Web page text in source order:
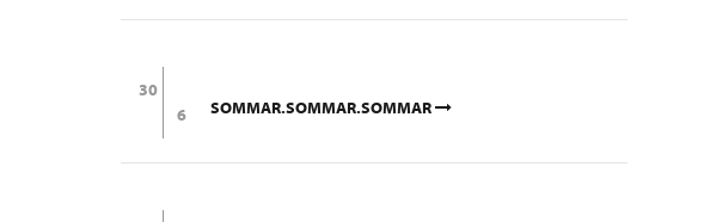
30
6
SOMMAR.SOMMAR.SOMMAR